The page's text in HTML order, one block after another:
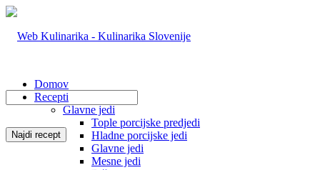
Domov
Recepti
Glavne jedi
Tople porcijske predjedi
Hladne porcijske jedi
Glavne jedi
Mesne jedi